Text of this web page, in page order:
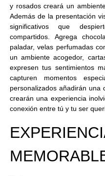
y rosados creará un
Además de la presentación
significativos que
compartidos. Agrega
paladar, velas perfumadas
un ambiente acogedor,
expresen tus sentimientos
capturen momentos
personalizados añadirán una
crearán una experiencia
conexión entre tú y tu ser